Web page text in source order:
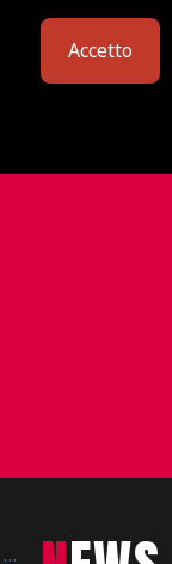
Accetto